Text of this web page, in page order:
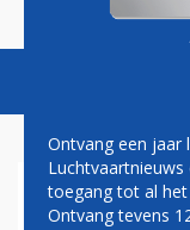
Ontvang een jaar
toegang tot al het
Ontvang tevens